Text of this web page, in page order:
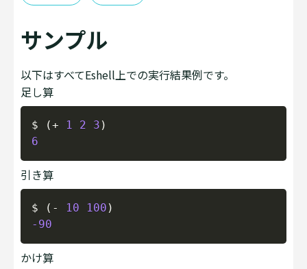
サンプル
以下はすべてEshell上での実行結果例です。
足し算
$ (+ 1 2 3 )
6
引き算
$ ( - 10 100 )
-90
かけ算